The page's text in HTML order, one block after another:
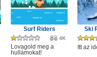
Surf Riders
4K
Lovagold meg a
hullámokat!
Ski
Itt az